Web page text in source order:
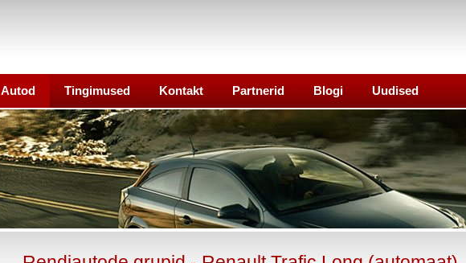
Autod Tingimused Kontakt Partnerid Blogi Uudised